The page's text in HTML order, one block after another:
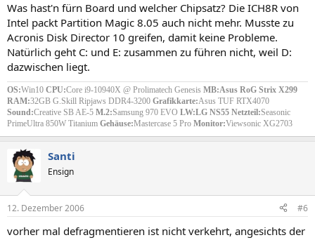
Was hast'n fürn Board und welcher Chipsatz? Die ICH8R von
Intel packt Partition Magic 8.05 auch nicht mehr. Musste zu
Acronis Disk Director 10 greifen, damit keine Probleme.
Natürlich geht C: und E: zusammen zu führen nicht, weil D:
dazwischen liegt.
OS:Win10 CPU:Core i9-10940X @ Prolimatech Genesis MB:Asus RoG Strix X299
RAM:32GB G.Skill Ripjaws DDR4-3200 Grafikkarte:Asus TUF RTX4070
Sound:Creative SB AE-5 M.2:Samsung 970 EVO LW:LG NS55 Netzteil:Seasonic
PrimeUltra 850W Titanium Gehäuse:Mastercase 5 Pro Monitor:Viewsonic XG2703
Santi
Ensign
12. Dezember 2006 #6
vorher mal defragmentieren ist nicht verkehrt, angesichts der